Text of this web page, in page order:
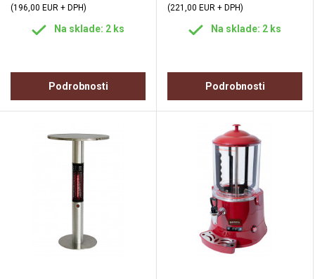
(196,00 EUR + DPH)
Na sklade: 2 ks
Podrobnosti
(221,00 EUR + DPH)
Na sklade: 2 ks
Podrobnosti